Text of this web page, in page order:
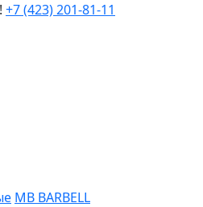
+7 (423) 201-81-11
MB BARBELL